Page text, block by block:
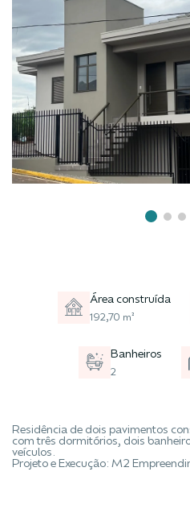
Área construída
192,70 m²
Banheiros
2
Residência de dois pavimentos
com três dormitórios, dois
veículos.
Projeto e Execução: M2